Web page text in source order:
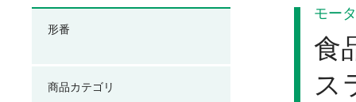
モー
食
ス
形番
商品カテゴリ